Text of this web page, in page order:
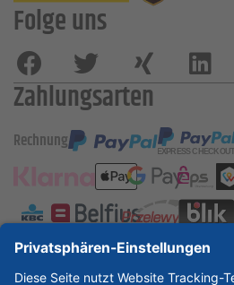
Folge uns
Zahlungsarten
Rechnung
ESSKA International